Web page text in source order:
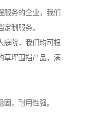
务的企业，我们
制服务。
庭院，我们均可根
草坪围挡产品，满
，耐用性强。